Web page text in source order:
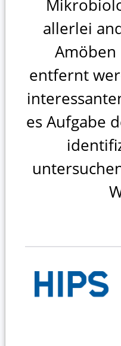
allerlei
entfernt
es Aufgabe